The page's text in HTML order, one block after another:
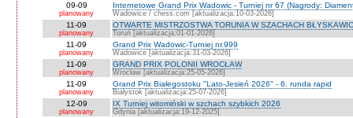
09-09
planowany
Internetowe Grand Prix Wadowic - Turniej nr 67 (Nagrody:
Wadowice / chess.com [aktualizacja:10-03-2026]
11-09
planowany
OTWARTE MISTRZOSTWA TORUNIA W SZACHACH
Toruń [aktualizacja:01-01-2026]
11-09
planowany
Grand Prix Wadowic-Turniej nr.999
Wadowice [aktualizacja:31-03-2026]
11-09
planowany
GRAND PRIX POLONII WROCŁAW
Wrocław [aktualizacja:25-05-2026]
11-09
planowany
Grand Prix Białegostoku "Lato-Jesień 2026" - 6. runda rapid
Białystok [aktualizacja:25-07-2026]
12-09
planowany
IX Turniej witomiński w szchach szybkich 2026
Gdynia [aktualizacja:19-12-2025]